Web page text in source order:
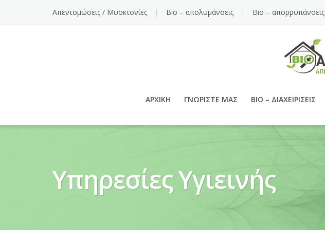
Απεντομώσεις / Μυοκτονίες Bio – απολυμάνσεις Bio – απορρυπάνσεις
ΑΡΧΙΚΉ ΓΝΩΡΊΣΤΕ ΜΑΣ BIO – ΔΙΑΧΕΙΡΊΣΕΙΣ
Υπηρεσίες Υγιεινής